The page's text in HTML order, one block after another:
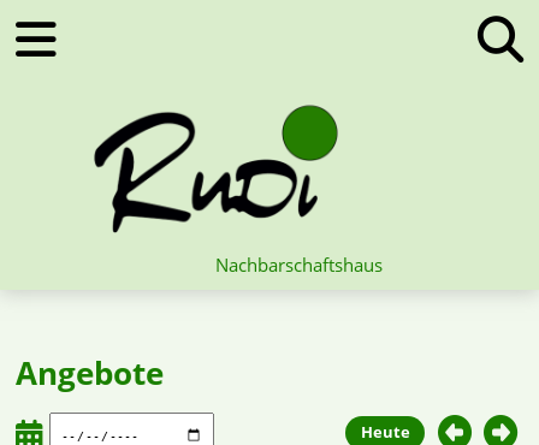
Nachbarschaftshaus
Angebote
Heute